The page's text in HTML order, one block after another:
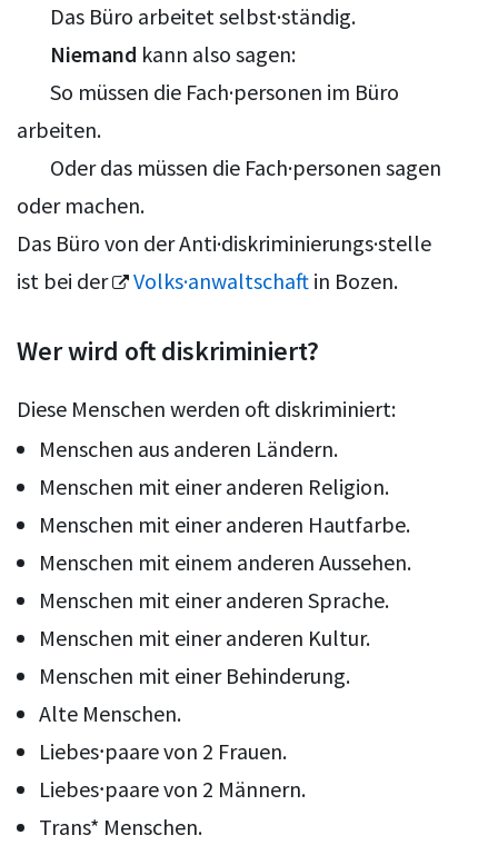
Das Büro arbeitet selbst·ständig.
Niemand kann also sagen:
So müssen die Fach·personen im Büro
arbeiten.
Oder das müssen die Fach·personen sagen
oder machen.
Das Büro von der Anti·diskriminierungs·stelle
ist bei der
Volks·anwaltschaft in Bozen.
Wer wird oft diskriminiert?
Diese Menschen werden oft diskriminiert:
Menschen aus anderen Ländern.
Menschen mit einer anderen Religion.
Menschen mit einer anderen Hautfarbe.
Menschen mit einem anderen Aussehen.
Menschen mit einer anderen Sprache.
Menschen mit einer anderen Kultur.
Menschen mit einer Behinderung.
Alte Menschen.
Liebes⸱paare von 2 Frauen.
Liebes⸱paare von 2 Männern.
Trans* Menschen.